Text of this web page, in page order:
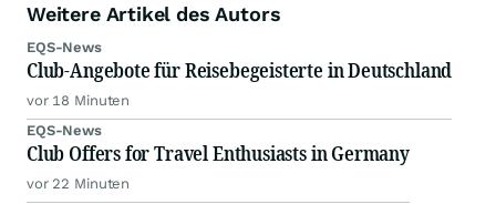
Weitere Artikel des Autors
EQS-News
Club-Angebote für Reisebegeisterte in Deutschland
vor 18 Minuten
EQS-News
Club Offers for Travel Enthusiasts in Germany
vor 22 Minuten